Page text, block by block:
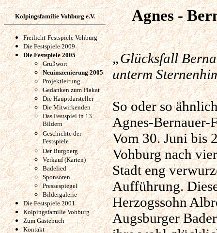
Kolpingsfamilie Vohburg e.V.
Freilicht-Festspiele Vohburg
Die Festspiele 2009
Die Festspiele 2005
Grußwort
Neuinszenierung 2005
Projektleitung
Gedanken zum Plakat
Die Hauptdarsteller
Die Mitwirkenden
Das Festspiel in 13
Bildern
Geschichte der
Festspiele
Der Burgberg
Verkauf (Karten)
Badelied
Sponsoren
Pressespiegel
Bildergalerie
Die Festspiele 2001
Kolpingsfamilie Vohburg
Zum Gästebuch
Kontakt
Agnes -
„Glücksfall
unterm
So oder so
Agnes-Bernauer-
Vom 30. Juni bis
Vohburg nach
Stadt eng
Aufführung.
Herzogssohn
Augsburger